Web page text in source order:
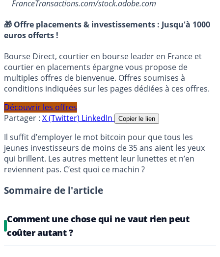
FranceTransactions.com/stock.adobe.com
🎁 Offre placements & investissements : Jusqu'à 1000
euros offerts !
Bourse Direct, courtier en bourse leader en France et
courtier en placements épargne vous propose de
multiples offres de bienvenue. Offres soumises à
conditions indiquées sur les pages dédiées à ces offres.
Découvrir les offres
Partager : X (Twitter) LinkedIn Copier le lien
Il suffit d’employer le mot bitcoin pour que tous les
jeunes investisseurs de moins de 35 ans aient les yeux
qui brillent. Les autres mettent leur lunettes et n’en
reviennent pas. C’est quoi ce machin ?
Sommaire de l'article
Comment une chose qui ne vaut rien peut
coûter autant ?